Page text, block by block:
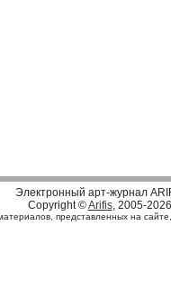
Электронный арт-журнал
Copyright ©Arifis, 2005-2026
представленных на